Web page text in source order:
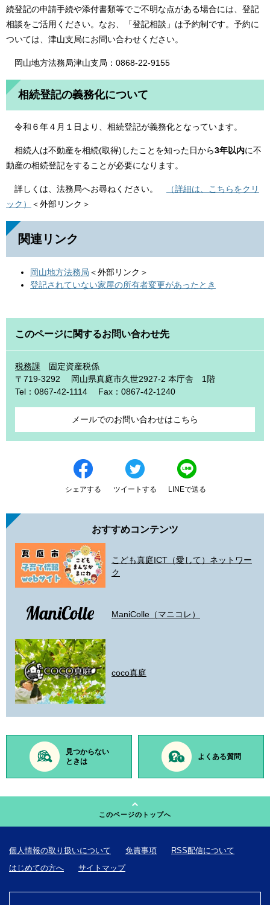
続登記の申請手続や添付書類等でご不明な点がある場合には、登記
相談をご活用ください。なお、「登記相談」は予約制です。予約に
ついては、津山支局にお問い合わせください。
岡山地方法務局津山支局：0868-22-9155
相続登記の義務化について
令和６年４月１日より、相続登記が義務化となっています。
相続人は不動産を相続(取得)したことを知った日から3年以内に不
動産の相続登記をすることが必要になります。
詳しくは、法務局へお尋ねください。
（詳細は、こちらをクリ
ック）
＜外部リンク＞
関連リンク
岡山地方法務局 ＜外部リンク＞
登記されていない家屋の所有者変更があったとき
このページに関するお問い合わせ先
税務課
固定資産税係
〒719-3292
岡山県真庭市久世2927-2 本庁舎 1階
Tel：0867-42-1114
Fax：0867-42-1240
メールでのお問い合わせはこちら
シェアする ツイートする LINEで送る
おすすめコンテンツ
こども真庭ICT（愛して）ネットワー
ク
ManiColle（マニコレ）
coco真庭
見つからない
ときは
よくある質問
このページのトップへ
個人情報の取り扱いについて 免責事項
RSS配信について
はじめての方へ
サイトマップ